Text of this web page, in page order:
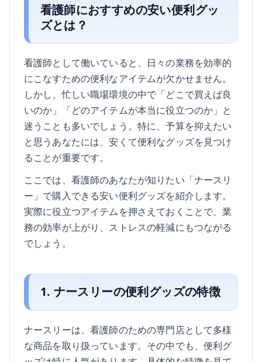
看護師におすすめの安い便利グッ
ズとは？
看護師として働いていると、日々の業務を効率的
にこなすための便利なアイテムが欠かせません。
しかし、忙しい職場環境の中で「どこで買えば良
いのか」「どのアイテムが本当に役立つのか」と
迷うことも多いでしょう。特に、予算を抑えたい
と思うあなたには、安くて便利なグッズを見つけ
ることが重要です。
ここでは、看護師のあなたが知りたい「ナースリ
ー」で購入できる安い便利グッズを紹介します。
実際に役立つアイテムを押さえておくことで、業
務の効率が上がり、ストレスの軽減にもつながる
でしょう。
1. ナースリーの便利グッズの特徴
ナースリーは、看護師のための専門店として多様
な商品を取り扱っています。その中でも、便利グ